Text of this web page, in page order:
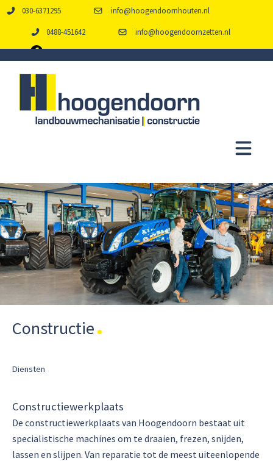
030-6371295 info@hoogendoornhouten.nl
0488-451642 info@hoogendoornzetten.nl
Constructie
Diensten
Constructiewerkplaats
De constructiewerkplaats van Hoogendoorn bestaat uit
specialistische machines om te draaien, frezen, snijden,
lassen en slijpen. Van reparatie tot de meest uiteenlopende